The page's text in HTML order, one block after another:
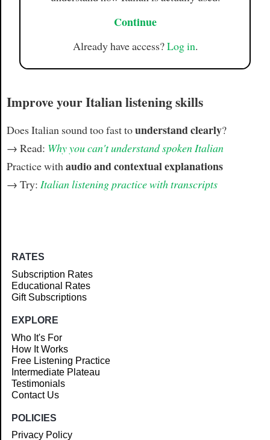
Continue
Already have access?Log in.
Improve your Italian listening skills
Does Italian sound too fast tounderstand clearly?
→ Read: Why you can't understand spoken Italian
Practice with audio and contextual explanations
→ Try: Italian listening practice with transcripts
RATES
Subscription Rates
Educational Rates
Gift Subscriptions
EXPLORE
Who It's For
How It Works
Free Listening Practice
Intermediate Plateau
Testimonials
Contact Us
POLICIES
Privacy Policy